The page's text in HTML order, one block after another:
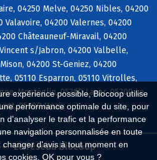
expérience possible, Biocoop utilise
performance optimale du site, pour
d'analyser le trafic et la performance
navigation personnalisée en toute
changer d'avis à tout moment en
cookies. OK pour vous ?
04250 Melve, 04250 Nibles, 04200
Valavoire, 04200 Valernes, 04200
Châteauneuf-Miravail, 04200
s/Jabron, 04200 Valbelle,
04200 St-Geniez, 04200
05110 Esparron, 05110 Vitrolles,
Montéglin, 05300 Lazer, 05300 Le
05300 Upaix
Le réseau Biocoop